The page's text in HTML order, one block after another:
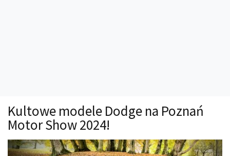
Technika jazdy
Oświetlenie
Kalkulatory
Kultowe modele Dodge na Poznań
Motor Show 2024!